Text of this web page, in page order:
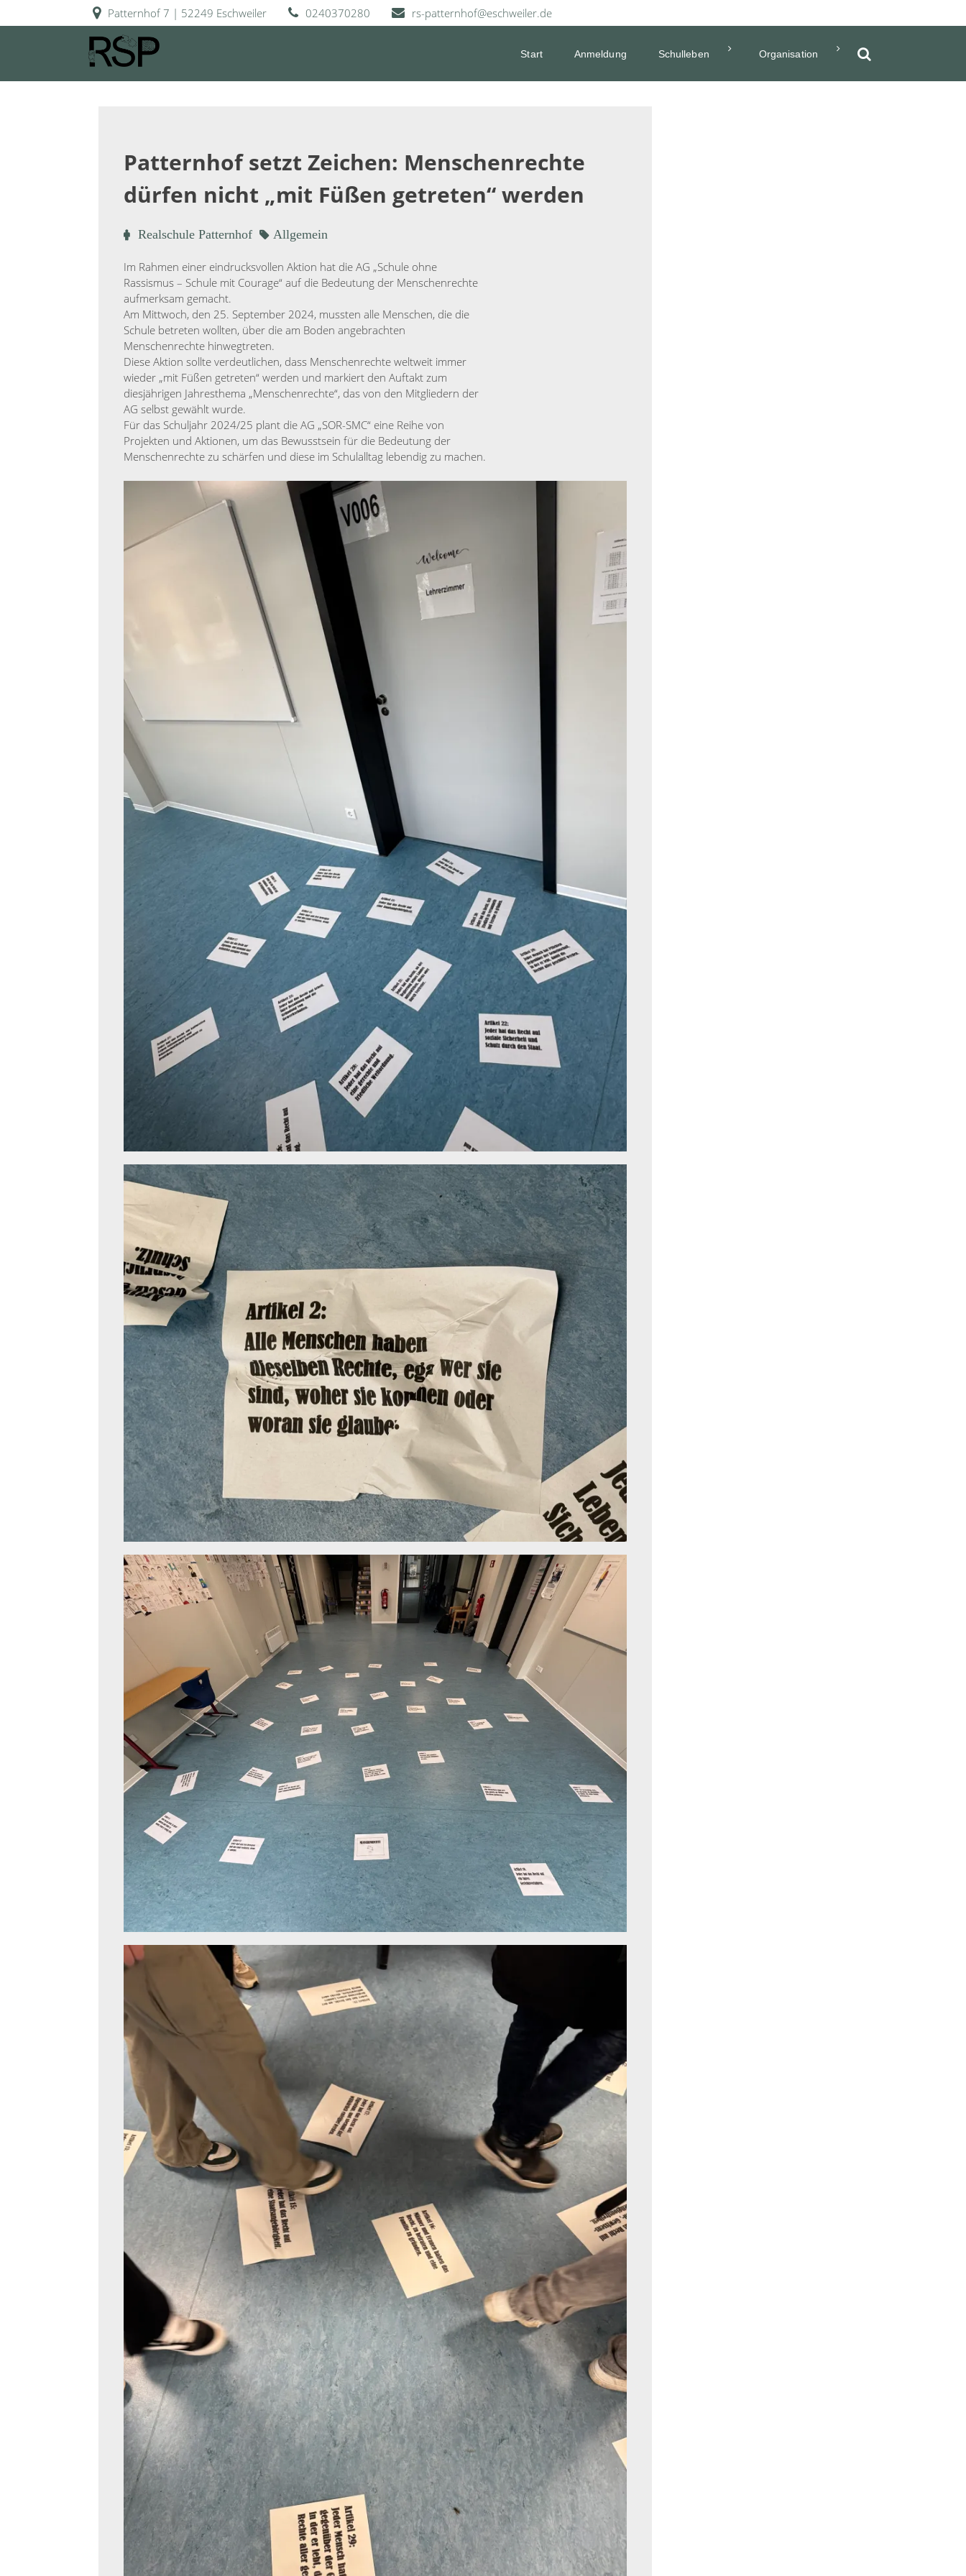
to
Patternhof 7 | 52249 Eschweiler 0240370280 rs-patternhof@eschweiler.de
RSP
Realschule Patternhof
Start Anmeldung Schulleben Organisation
Patternhof setzt Zeichen: Menschenrechte
dürfen nicht „mit Füßen getreten“ werden
Oktober
2024
Realschule Patternhof Allgemein
Im Rahmen einer eindrucksvollen Aktion hat die AG „Schule ohne
Rassismus – Schule mit Courage“ auf die Bedeutung der Menschenrechte
aufmerksam gemacht.
Am Mittwoch, den 25. September 2024, mussten alle Menschen, die die
Schule betreten wollten, über die am Boden angebrachten
Menschenrechte hinwegtreten.
Diese Aktion sollte verdeutlichen, dass Menschenrechte weltweit immer
wieder „mit Füßen getreten“ werden und markiert den Auftakt zum
diesjährigen Jahresthema „Menschenrechte“, das von den Mitgliedern der
AG selbst gewählt wurde.
Für das Schuljahr 2024/25 plant die AG „SOR-SMC“ eine Reihe von
Projekten und Aktionen, um das Bewusstsein für die Bedeutung der
Menschenrechte zu schärfen und diese im Schulalltag lebendig zu machen.